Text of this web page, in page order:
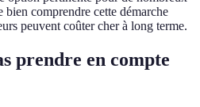
bien comprendre cette démarche
peuvent coûter cher à long terme.
prendre en compte